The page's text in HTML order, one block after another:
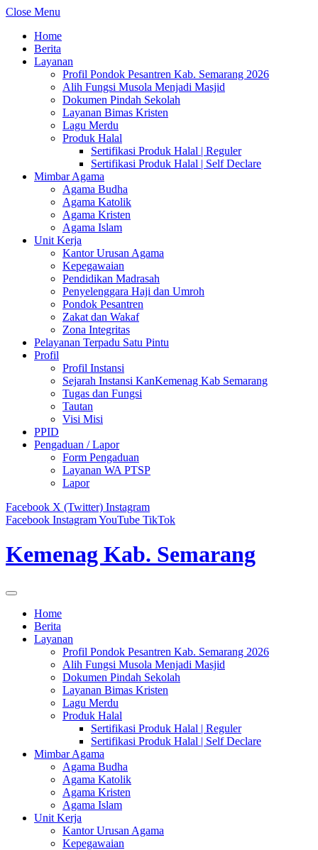
Close Menu
Home
Berita
Layanan
Profil Pondok Pesantren Kab. Semarang 2026
Alih Fungsi Musola Menjadi Masjid
Dokumen Pindah Sekolah
Layanan Bimas Kristen
Lagu Merdu
Produk Halal
Sertifikasi Produk Halal | Reguler
Sertifikasi Produk Halal | Self Declare
Mimbar Agama
Agama Budha
Agama Katolik
Agama Kristen
Agama Islam
Unit Kerja
Kantor Urusan Agama
Kepegawaian
Pendidikan Madrasah
Penyelenggara Haji dan Umroh
Pondok Pesantren
Zakat dan Wakaf
Zona Integritas
Pelayanan Terpadu Satu Pintu
Profil
Profil Instansi
Sejarah Instansi KanKemenag Kab Semarang
Tugas dan Fungsi
Tautan
Visi Misi
PPID
Pengaduan / Lapor
Form Pengaduan
Layanan WA PTSP
Lapor
Facebook X (Twitter) Instagram
Facebook InstagramYouTube TikTok
Kemenag Kab. Semarang
Home
Berita
Layanan
Profil Pondok Pesantren Kab. Semarang 2026
Alih Fungsi Musola Menjadi Masjid
Dokumen Pindah Sekolah
Layanan Bimas Kristen
Lagu Merdu
Produk Halal
Sertifikasi Produk Halal | Reguler
Sertifikasi Produk Halal | Self Declare
Mimbar Agama
Agama Budha
Agama Katolik
Agama Kristen
Agama Islam
Unit Kerja
Kantor Urusan Agama
Kepegawaian